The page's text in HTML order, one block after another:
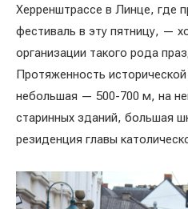
Херренштрассе в Линце, где
фестиваль в эту пятницу, —
организации такого рода
Протяженность
небольшая — 500-700 м, на
старинных зданий, большая
резиденция главы